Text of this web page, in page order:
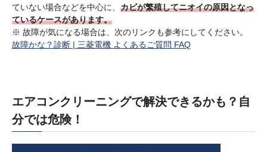
ていない場合などを中心に、 カビが繁殖してニオイの原因となっ
ているケースがあります。
※ 故障が気になる場合は、次のリンクも参考にしてください。
故障かな？診断 | 三菱電機 よくあるご質問 FAQ
エアコンクリーニングで解決できるかも？自
分では危険！